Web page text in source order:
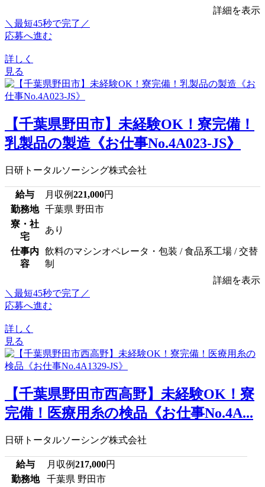
詳細を表示
＼最短45秒で完了／
応募へ進む
詳しく
見る
【千葉県野田市】未経験OK！寮完備！
乳製品の製造《お仕事No.4A023-JS》
日研トータルソーシング株式会社
給与 月収例221,000円
勤務地
千葉県 野田市
寮・社
宅
あり
仕事内
容
飲料のマシンオペレータ・包装 / 食品系工場 / 交替
制
詳細を表示
＼最短45秒で完了／
応募へ進む
詳しく
見る
【千葉県野田市西高野】未経験OK！寮
完備！医療用糸の検品《お仕事No.4A...
日研トータルソーシング株式会社
給与 月収例217,000円
勤務地
千葉県 野田市